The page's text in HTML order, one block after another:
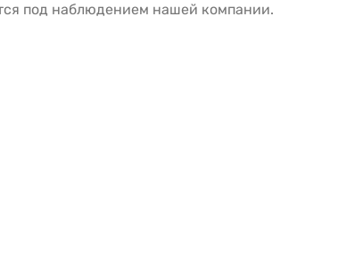
под наблюдением нашей компании.